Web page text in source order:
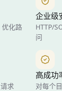
化路
企业级
HTTP/
问
求
高成功
对每个